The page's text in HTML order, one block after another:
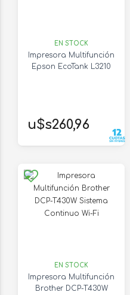
EN STOCK
Impresora Multifunción
Epson EcoTank L3210
u$s260,96
EN STOCK
Impresora Multifunción
Brother DCP-T430W